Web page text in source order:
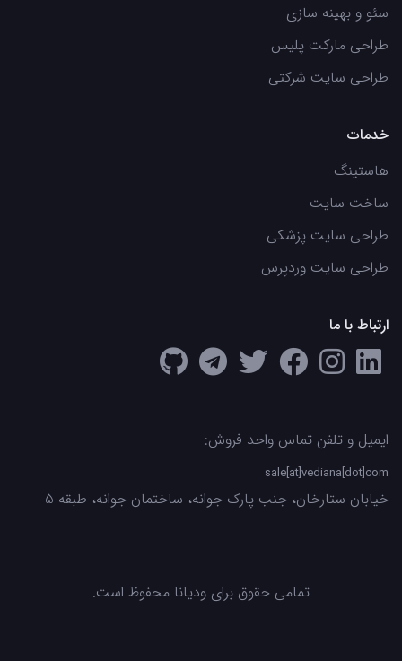
سئو و بهینه سازی
طراحی مارکت پلیس
طراحی سایت شرکتی
خدمات
هاستینگ
ساخت سایت
طراحی سایت پزشکی
طراحی سایت وردپرس
ارتباط با ما
ایمیل و تلفن تماس واحد فروش:
sale[at]vediana[dot]com
خیابان ستارخان، جنب پارک جوانه، ساختمان جوانه، طبقه 5
تمامی حقوق برای ودیانا محفوظ است.